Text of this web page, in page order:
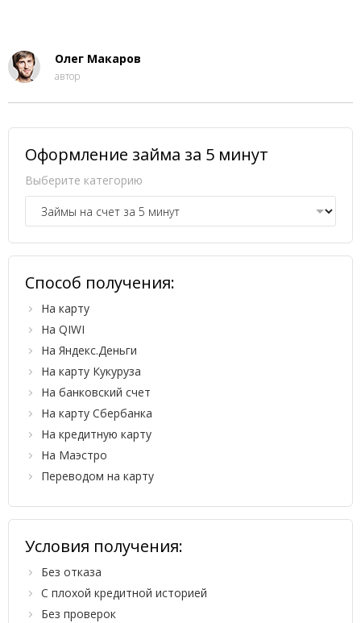
Олег Макаров
автор
Оформление займа за 5 минут
Выберите категорию
Способ получения:
На карту
На QIWI
На Яндекс.Деньги
На карту Кукуруза
На банковский счет
На карту Сбербанка
На кредитную карту
На Маэстро
Переводом на карту
Условия получения:
Без отказа
С плохой кредитной историей
Без проверок